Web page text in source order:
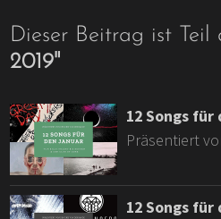
Dieser Beitrag ist Teil
2019"
12 Songs für
Präsentiert
12 Songs für